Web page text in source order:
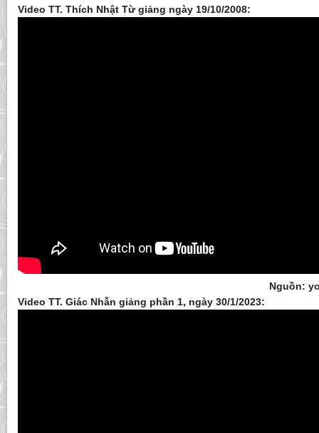
Video TT. Thích Nhật Từ giảng ngày 19/10/2008:
Nguồn:
Video TT. Giác Nhẫn giảng phần 1, ngày 30/1/2023: